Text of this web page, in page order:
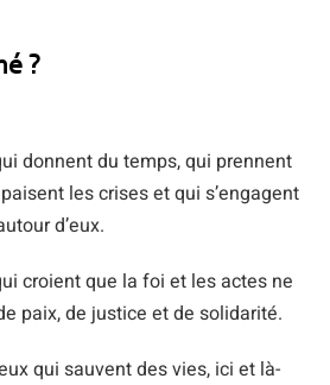
?
donnent du temps, qui prennent
les crises et qui s’engagent
d’eux.
croient que la foi et les actes ne
paix, de justice et de solidarité.
qui sauvent des vies, ici et là-